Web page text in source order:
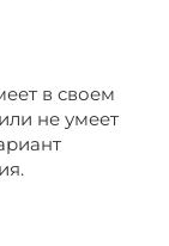
в своем
не умеет